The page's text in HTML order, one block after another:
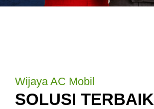
Wijaya AC Mobil
SOLUSI TERBAIK